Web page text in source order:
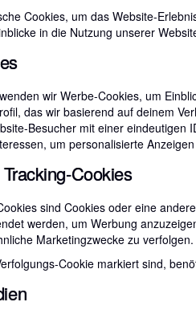
Cookies, um das Website-
in die Nutzung unserer
wir Werbe-Cookies, um
das wir basierend auf deinem
Besucher mit einer eindeutigen
um personalisierte
Cookies
sind Cookies oder eine
werden, um Werbung
Marketingzwecke zu verfolgen.
Cookie markiert sind,